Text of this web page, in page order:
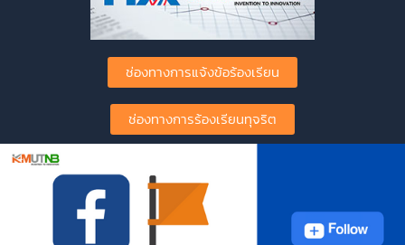
ช่องทางการแจ้งข้อร้องเรียน
ช่องทางการร้องเรียนทุจริต